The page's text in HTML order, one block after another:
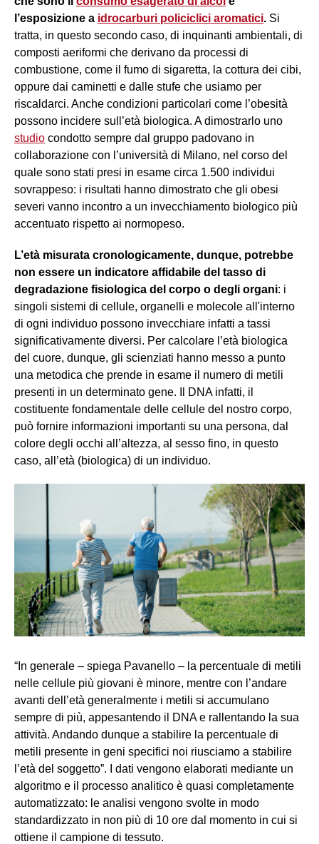
l’esposizione a idrocarburi policiclici aromatici. Si
tratta, in questo secondo caso, di inquinanti ambientali, di
composti aeriformi che derivano da processi di
combustione, come il fumo di sigaretta, la cottura dei cibi,
oppure dai caminetti e dalle stufe che usiamo per
riscaldarci. Anche condizioni particolari come l’obesità
possono incidere sull’età biologica. A dimostrarlo uno
studio condotto sempre dal gruppo padovano in
collaborazione con l’università di Milano, nel corso del
quale sono stati presi in esame circa 1.500 individui
sovrappeso: i risultati hanno dimostrato che gli obesi
severi vanno incontro a un invecchiamento biologico più
accentuato rispetto ai normopeso.
L’età misurata cronologicamente, dunque, potrebbe
non essere un indicatore affidabile del tasso di
degradazione fisiologica del corpo o degli organi: i
singoli sistemi di cellule, organelli e molecole all'interno
di ogni individuo possono invecchiare infatti a tassi
significativamente diversi. Per calcolare l’età biologica
del cuore, dunque, gli scienziati hanno messo a punto
una metodica che prende in esame il numero di metili
presenti in un determinato gene. Il DNA infatti, il
costituente fondamentale delle cellule del nostro corpo,
può fornire informazioni importanti su una persona, dal
colore degli occhi all’altezza, al sesso fino, in questo
caso, all’età (biologica) di un individuo.
“In generale – spiega Pavanello – la percentuale di metili
nelle cellule più giovani è minore, mentre con l’andare
avanti dell’età generalmente i metili si accumulano
sempre di più, appesantendo il DNA e rallentando la sua
attività. Andando dunque a stabilire la percentuale di
metili presente in geni specifici noi riusciamo a stabilire
l’età del soggetto”. I dati vengono elaborati mediante un
algoritmo e il processo analitico è quasi completamente
automatizzato: le analisi vengono svolte in modo
standardizzato in non più di 10 ore dal momento in cui si
ottiene il campione di tessuto.